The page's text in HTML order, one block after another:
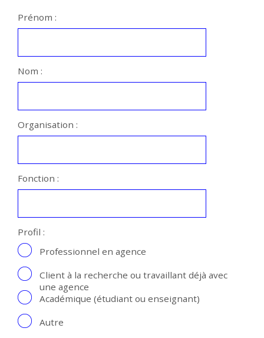
Prénom :
Nom :
Organisation :
Fonction :
Profil :
Professionnel en agence
Client à la recherche ou travaillant déjà avec
une agence
Académique (étudiant ou enseignant)
Autre